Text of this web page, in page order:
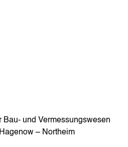
Bau- und Vermessungswesen
– Northeim